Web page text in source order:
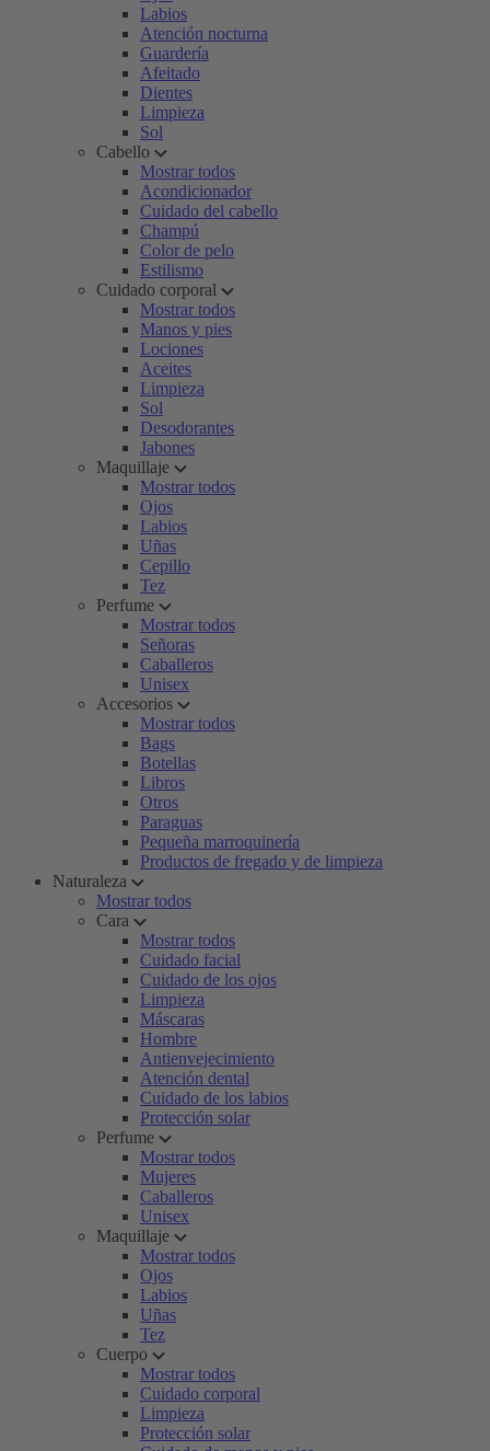
Labios
Atención nocturna
Guardería
Afeitado
Dientes
Limpieza
Sol
Cabello
Mostrar todos
Acondicionador
Cuidado del cabello
Champú
Color de pelo
Estilismo
Cuidado corporal
Mostrar todos
Manos y pies
Lociones
Aceites
Limpieza
Sol
Desodorantes
Jabones
Maquillaje
Mostrar todos
Ojos
Labios
Uñas
Cepillo
Tez
Perfume
Mostrar todos
Señoras
Caballeros
Unisex
Accesorios
Mostrar todos
Bags
Botellas
Libros
Otros
Paraguas
Pequeña marroquinería
Productos de fregado y de limpieza
Naturaleza
Mostrar todos
Cara
Mostrar todos
Cuidado facial
Cuidado de los ojos
Limpieza
Máscaras
Hombre
Antienvejecimiento
Atención dental
Cuidado de los labios
Protección solar
Perfume
Mostrar todos
Mujeres
Caballeros
Unisex
Maquillaje
Mostrar todos
Ojos
Labios
Uñas
Tez
Cuerpo
Mostrar todos
Cuidado corporal
Limpieza
Protección solar